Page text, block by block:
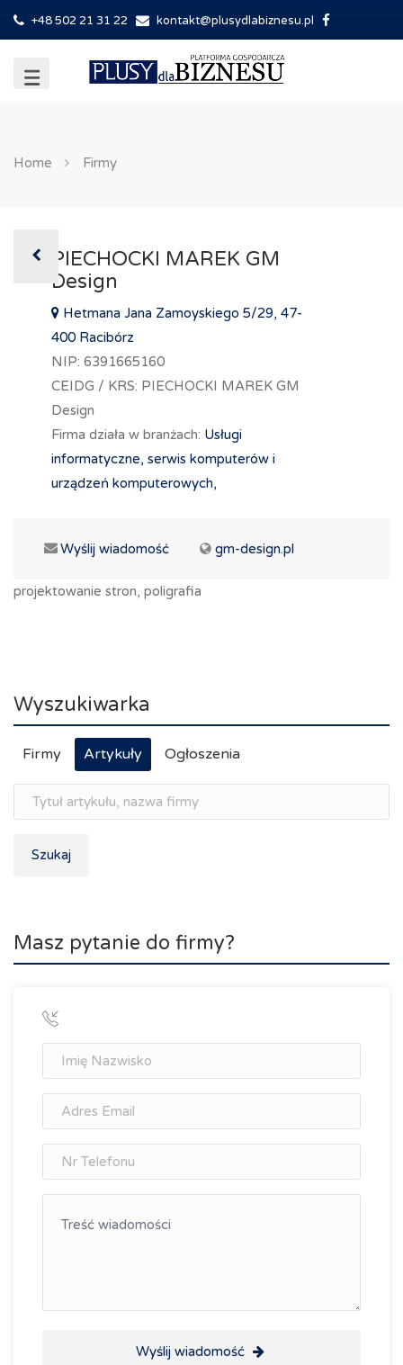
+48 502 21 31 22 kontakt@plusydlabiznesu.pl
Home Firmy
PIECHOCKI MAREK GM
Design
Hetmana Jana Zamoyskiego 5/29, 47-
400 Racibórz
NIP: 6391665160
CEIDG / KRS: PIECHOCKI MAREK GM
Design
Firma działa w branżach: Usługi
informatyczne, serwis komputerów i
urządzeń komputerowych,
Wyślij wiadomość gm-design.pl
projektowanie stron, poligrafia
Wyszukiwarka
Firmy Artykuły Ogłoszenia
Szukaj
Masz pytanie do firmy?
Wyślij wiadomość